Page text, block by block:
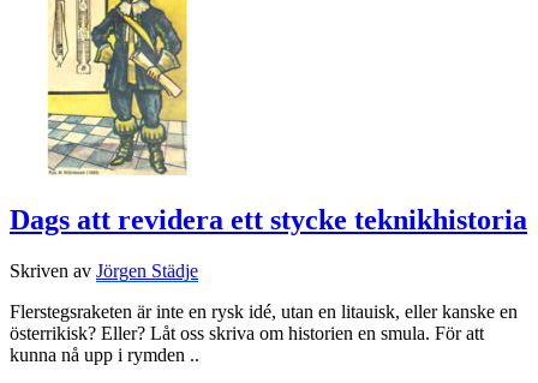
Dags att revidera ett stycke teknikhistoria
Skriven av Jörgen Städje
Flerstegsraketen är inte en rysk idé, utan en litauisk, eller kanske en
österrikisk? Eller? Låt oss skriva om historien en smula. För att
kunna nå upp i rymden ..